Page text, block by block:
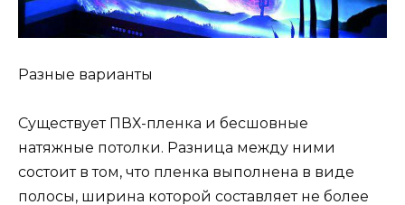
Разные варианты
Существует ПВХ-пленка и бесшовные
натяжные потолки. Разница между ними
состоит в том, что пленка выполнена в виде
полосы, ширина которой составляет не более